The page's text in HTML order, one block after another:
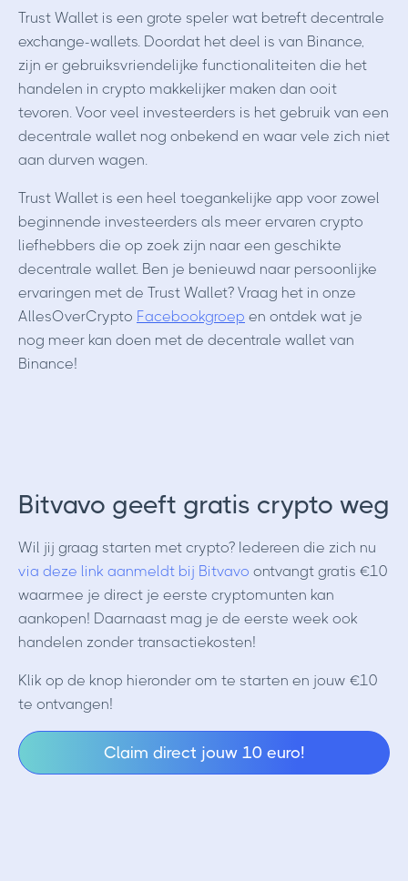
Trust Wallet is een grote speler wat betreft decentrale
exchange-wallets. Doordat het deel is van Binance,
zijn er gebruiksvriendelijke functionaliteiten die het
handelen in crypto makkelijker maken dan ooit
tevoren. Voor veel investeerders is het gebruik van een
decentrale wallet nog onbekend en waar vele zich niet
aan durven wagen.
Trust Wallet is een heel toegankelijke app voor zowel
beginnende investeerders als meer ervaren crypto
liefhebbers die op zoek zijn naar een geschikte
decentrale wallet. Ben je benieuwd naar persoonlijke
ervaringen met de Trust Wallet? Vraag het in onze
AllesOverCrypto Facebookgroep en ontdek wat je
nog meer kan doen met de decentrale wallet van
Binance!
Bitvavo geeft gratis crypto weg
Wil jij graag starten met crypto? Iedereen die zich nu
via deze link aanmeldt bij Bitvavo ontvangt gratis €10
waarmee je direct je eerste cryptomunten kan
aankopen! Daarnaast mag je de eerste week ook
handelen zonder transactiekosten!
Klik op de knop hieronder om te starten en jouw €10
te ontvangen!
Claim direct jouw 10 euro!